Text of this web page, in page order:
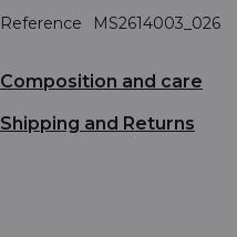
Reference
MS2614003_026
Composition and care
Shipping and Returns